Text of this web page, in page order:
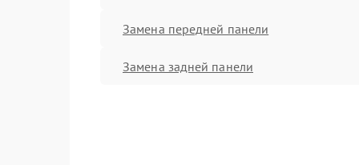
Замена передней панели
Замена задней панели